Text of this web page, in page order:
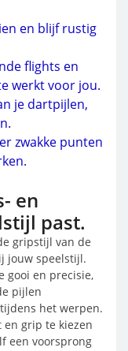
en blijf rustig
flights en
werkt voor jou.
je dartpijlen,
zwakke punten
en
past.
gripstijl van de
jouw speelstijl.
gooi en precisie,
pijlen
het werpen.
en grip te kiezen
een voorsprong